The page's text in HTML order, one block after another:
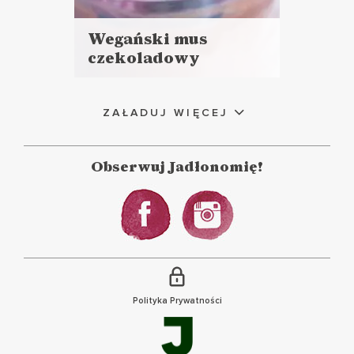
Wegański mus
czekoladowy
do 30 minut
CIASTA I DESERY
WALENTYNKI ?
ZAŁADUJ WIĘCEJ
Obserwuj Jadłonomię!
Polityka Prywatności